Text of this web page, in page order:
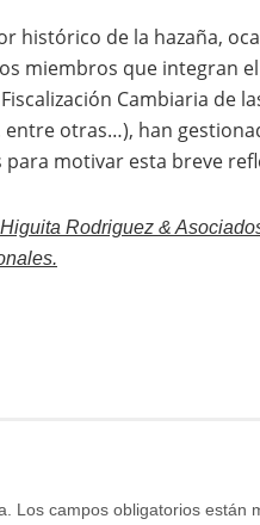
histórico de la hazaña,
miembros que integran el
Cambiaria de
entre otras…), han
motivar esta breve
Rodriguez &
Los campos obligatorios están